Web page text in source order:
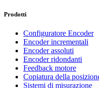
Prodotti
Configuratore Encoder
Encoder incrementali
Encoder assoluti
Encoder ridondanti
Feedback motore
Copiatura della
Sistemi di misurazione